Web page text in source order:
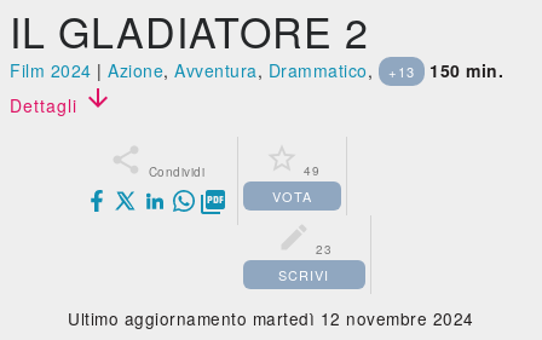
IL GLADIATORE 2
Film 2024 |Azione,Avventura, Drammatico, +13
150 min.
Dettagli 
 Condividi

 49
VOTA
 23
SCRIVI
Ultimo aggiornamento martedì 12 novembre 2024